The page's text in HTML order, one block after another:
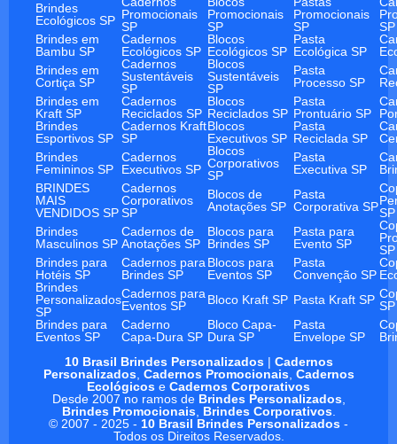
Brindes
Ecológicos SP Promocionais
SP
Promocionais
SP
Promocionais
SP
SP
Brindes em
Bambu SP
Cadernos
Ecológicos SP
Blocos
Ecológicos SP
Pasta
Ecológica SP
Brindes em
Cortiça SP
Cadernos
Sustentáveis
SP
Blocos
Sustentáveis
SP
Pasta
Processo SP
Brindes em
Kraft SP
Cadernos
Reciclados SP
Blocos
Reciclados SP
Pasta
Prontuário SP
Brindes
Esportivos SP
Cadernos Kraft
SP
Blocos
Executivos SP
Pasta
Reciclada SP
Brindes
Femininos SP
Cadernos
Executivos SP
Blocos
Corporativos
SP
Pasta
Executiva SP
BRINDES
MAIS
VENDIDOS SP
Cadernos
Corporativos
SP
Blocos de
Anotações SP
Pasta
Corporativa SPSP
Brindes
Masculinos SP
Cadernos de
Anotações SP
Blocos para
Brindes SP
Pasta para
Evento SP
SP
Brindes para
Hotéis SP
Cadernos para
Brindes SP
Blocos para
Eventos SP
Pasta
Convenção SP
Brindes
Personalizados
SP
Cadernos para
Eventos SP
Bloco Kraft SP Pasta Kraft SP SP
Brindes para
Eventos SP
Caderno
Capa-Dura SP
Bloco Capa-
Dura SP
Pasta
Envelope SP
10 Brasil Brindes Personalizados| Cadernos
Personalizados, Cadernos Promocionais, Cadernos
Ecológicos e Cadernos Corporativos
Desde 2007 no ramos de Brindes Personalizados,
Brindes Promocionais, Brindes Corporativos.
© 2007 - 2025 - 10 Brasil Brindes Personalizados -
Todos os Direitos Reservados.